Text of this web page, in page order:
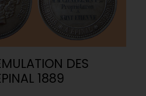
DES
1889